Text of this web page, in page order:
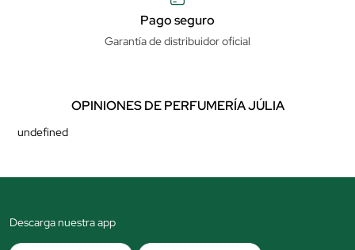
Pago seguro
Garantía de distribuidor oficial
OPINIONES DE PERFUMERÍA JÚLIA
undefined
Descarga nuestra app